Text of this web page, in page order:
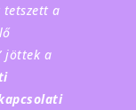
tetszett a
jöttek a